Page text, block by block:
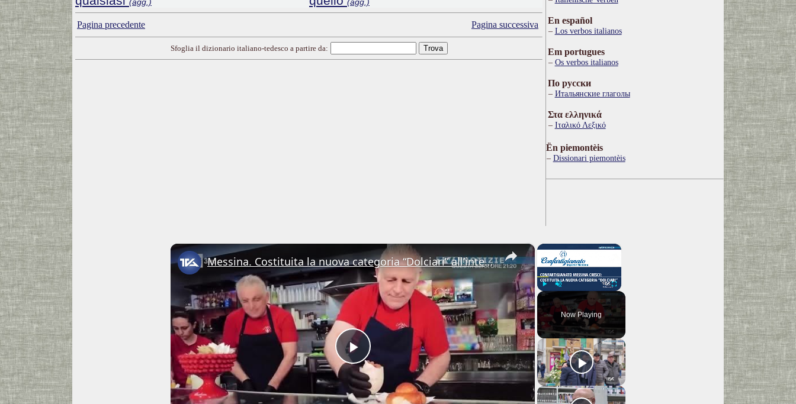
Pagina precedente Pagina successiva
Sfoglia il dizionario italiano-tedesco a partire da:
En español
Los verbos italianos
Em portugues
Os verbos italianos
По русски
Итальянские глаголы
Στα ελληνικά
Ιταλικό Λεξικό
Ën piemontèis
Dissionari piemontèis
×
Play Fullscreen
Now Playing
×
Play
Video
Messina. Costituita la nuova categoria “Dolciari” all’interno di Confartigianato